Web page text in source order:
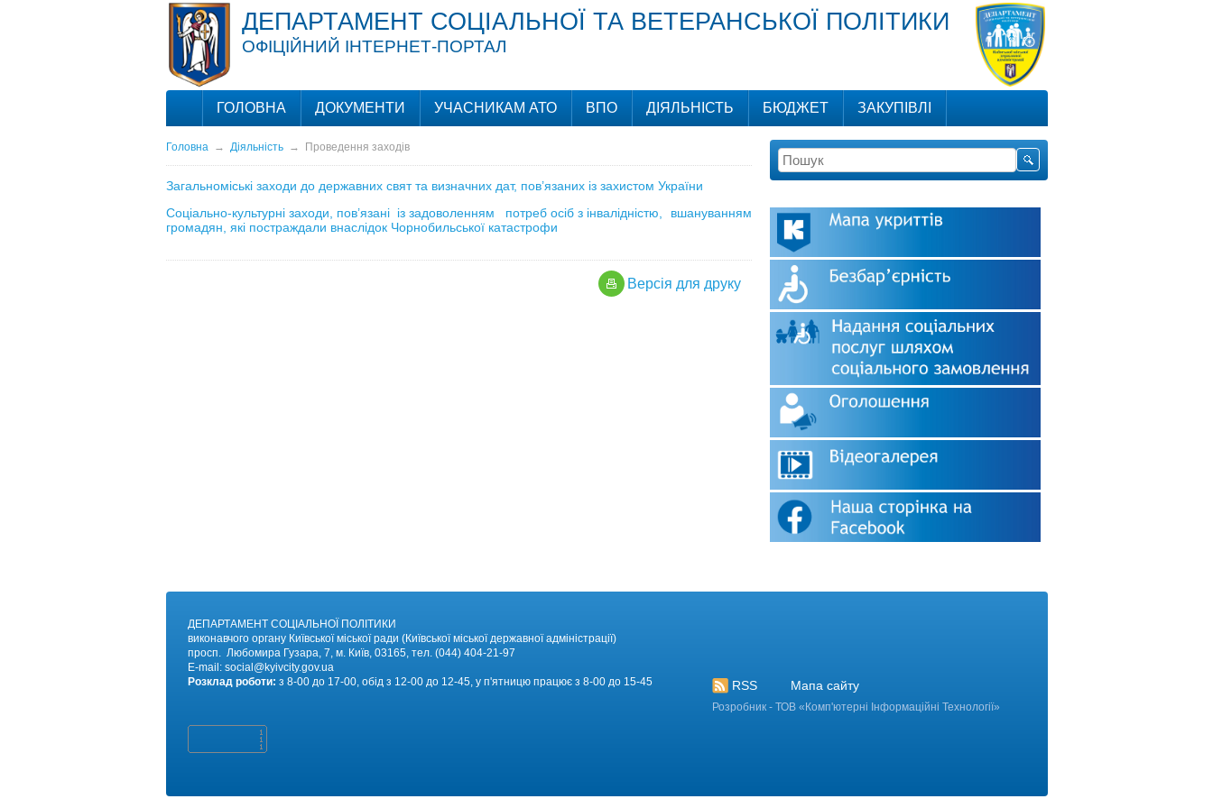
ДЕПАРТАМЕНТ СОЦІАЛЬНОЇ ТА ВЕТЕРАНСЬКОЇ ПОЛІТИКИ
ОФІЦІЙНИЙ ІНТЕРНЕТ-ПОРТАЛ
ГОЛОВНА ДОКУМЕНТИ УЧАСНИКАМ АТО ВПО ДІЯЛЬНІСТЬ БЮДЖЕТ ЗАКУПІВЛІ
Головна→ Діяльність→ Проведення заходів
Загальноміські заходи до державних свят та визначних дат, пов’язаних із захистом України
Соціально-культурні заходи, пов’язані із задоволенням потреб осіб з інвалідністю, вшануванням
громадян, які постраждали внаслідок Чорнобильської катастрофи
Версiя для друку
ДЕПАРТАМЕНТ СОЦІАЛЬНОЇ ПОЛІТИКИ
виконавчого органу Київської міської ради (Київської міської державної адміністрації)
просп. Любомира Гузара, 7, м. Київ, 03165, тел. (044) 404-21-97
E-mail: social@kyivcity.gov.ua
Розклад роботи: з 8-00 до 17-00, обід з 12-00 до 12-45, у п'ятницю працює з 8-00 до 15-45 RSS Мапа сайту
Розробник - ТОВ « Комп'ютерні Інформаційні Технології»